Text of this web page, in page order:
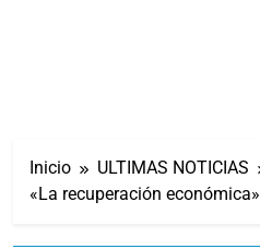
Inicio
ULTIMAS NOTICIAS
«La recuperación económica»